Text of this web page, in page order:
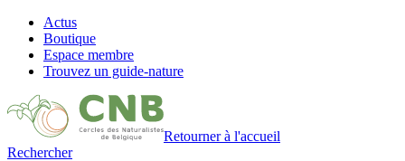
Actus
Boutique
Espace membre
Trouvez un guide-nature
Retourner à l'accueil
Rechercher